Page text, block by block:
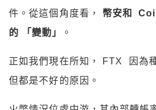
件。從這個角度看，
幣安和
的 「變動」
。
正如我們現在所知， FTX 因為
但都是不好的原因。